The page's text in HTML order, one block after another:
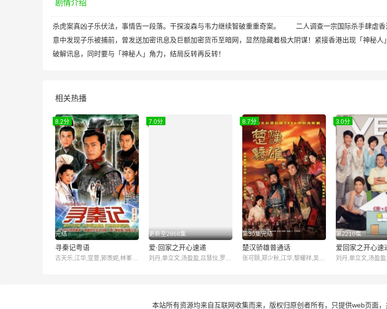
剧情介绍
杀虎案真凶子乐伏法，事情告一段落。干探浚森与韦力继续智破重重奇案。 二人调查一宗国际杀手肆虐香
意中发现子乐被捕前，曾发送加密讯息及巨额加密货币至暗网，显然隐藏着极大阴谋！紧接香港出现「神秘
破解讯息，同时要与「神秘人」角力，结局反转再反转！
相关热播
8.2分
完结
寻秦记粤语
古天乐,江华,宣萱,郭羡妮,林峯,滕丽名,郑雪儿,雪梨,郭锋
7.0分
更新至2868集
爱·回家之开心速递
刘丹,单立文,汤盈盈,吕慧仪,罗乐林,马贯东,苏韵姿,周嘉洛,陈浚霆,吴伟豪
8.7分
第30集完结
楚汉骄雄普通话
张可颐,郑少秋,江华,黎耀祥,吴美珩,蒋志光,林韦辰,艾威,陈荣峻,鲁振顺,邵传勇,余子明,郑子诚,罗乐林,黄泽锋,王俊棠,江汉
3.0分
第2210集
爱回家之开心速
刘丹,单立文,汤盈盈
本站所有资源均来自互联网收集而来，版权归原创者所有，只提供web页面